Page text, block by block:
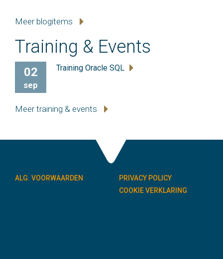
Meer blogitems
Training & Events
02
sep
Training Oracle SQL
Meer training & events
ALG. VOORWAARDEN
PRIVACY POLICY
COOKIE VERKLARING